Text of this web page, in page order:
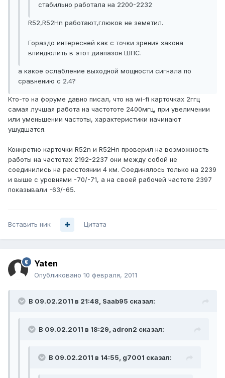
стабильно работала на 2200-2232
R52,R52Hn работают,глюков не земетил.
Гораздо интересней как с точки зрения закона
впиндюлить в этот диапазон ШПС.
а какое ослабление выходной мощности сигнала по
сравнению с 2.4?
Кто-то на форуме давно писал, что на wi-fi карточках 2ггц
самая лучшая работа на частототе 2400мгц, при увеличении
или уменьшении частоты, характеристики начинают
ушудшатся.
Конкретно карточки R52n и R52Hn проверил на возможность
работы на частотах 2192-2237 они между собой не
соединились на расстоянии 4 км. Соединялось только на 2239
и выше с уровнями -70/-71, а на своей рабочей частоте 2397
показывали -63/-65.
Вставить ник Цитата
Yaten
Опубликовано 10 февраля, 2011
В 09.02.2011 в 21:48, Saab95 сказал:
В 09.02.2011 в 18:29, adron2 сказал:
В 09.02.2011 в 14:55, g7001 сказал: